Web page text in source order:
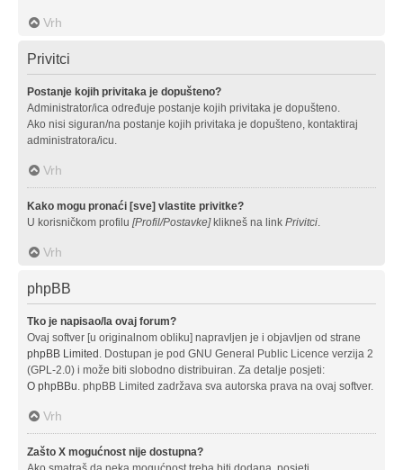
Vrh
Privitci
Postanje kojih privitaka je dopušteno?
Administrator/ica određuje postanje kojih privitaka je dopušteno.
Ako nisi siguran/na postanje kojih privitaka je dopušteno, kontaktiraj
administratora/icu.
Vrh
Kako mogu pronaći [sve] vlastite privitke?
U korisničkom profilu [Profil/Postavke]klikneš na link Privitci.
Vrh
phpBB
Tko je napisao/la ovaj forum?
Ovaj softver [u originalnom obliku] napravljen je i objavljen od strane
phpBB Limited. Dostupan je pod GNU General Public Licence verzija 2
(GPL-2.0) i može biti slobodno distribuiran. Za detalje posjeti:
O phpBBu. phpBB Limited zadržava sva autorska prava na ovaj softver.
Vrh
Zašto X mogućnost nije dostupna?